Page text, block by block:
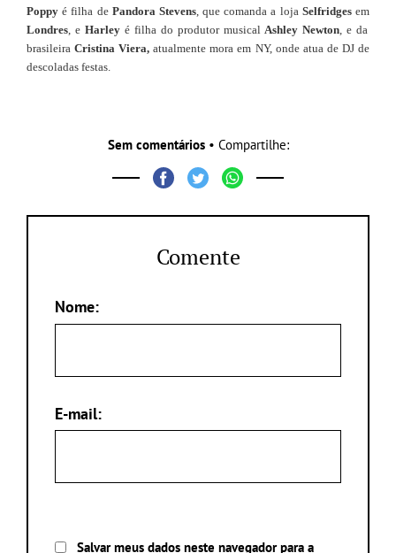
Poppyé filha dePandora Stevens, que comanda a lojaSelfridgesem
Londres, e Harley é filha do produtor musical Ashley Newton, e da
brasileiraCristina Viera, atualmente mora em NY, onde atua de DJ de
descoladas festas.
Sem comentários• Compartilhe:
Comente
Nome:
E-mail:
Salvar meus dados neste navegador para a